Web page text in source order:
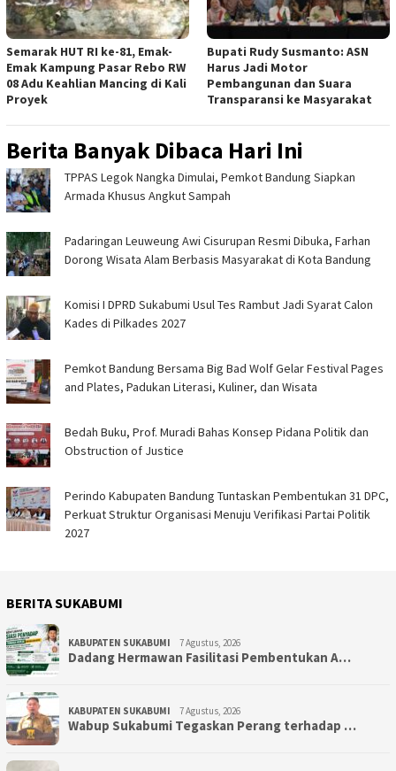
Semarak HUT RI ke-81, Emak-
Emak Kampung Pasar Rebo RW
08 Adu Keahlian Mancing di Kali
Proyek ‎
Bupati Rudy Susmanto: ASN
Harus Jadi Motor
Pembangunan dan Suara
Transparansi ke Masyarakat ‎
Berita Banyak Dibaca Hari Ini
TPPAS Legok Nangka Dimulai, Pemkot Bandung Siapkan
Armada Khusus Angkut Sampah
Padaringan Leuweung Awi Cisurupan Resmi Dibuka, Farhan
Dorong Wisata Alam Berbasis Masyarakat di Kota Bandung
Komisi I DPRD Sukabumi Usul Tes Rambut Jadi Syarat Calon
Kades di Pilkades 2027
Pemkot Bandung Bersama Big Bad Wolf Gelar Festival Pages
and Plates, Padukan Literasi, Kuliner, dan Wisata
Bedah Buku, Prof. Muradi Bahas Konsep Pidana Politik dan
Obstruction of Justice
Perindo Kabupaten Bandung Tuntaskan Pembentukan 31 DPC,
Perkuat Struktur Organisasi Menuju Verifikasi Partai Politik
2027
BERITA SUKABUMI
KABUPATEN SUKABUMI 7 Agustus, 2026
Dadang Hermawan Fasilitasi Pembentukan A…
KABUPATEN SUKABUMI 7 Agustus, 2026
Wabup Sukabumi Tegaskan Perang terhadap …